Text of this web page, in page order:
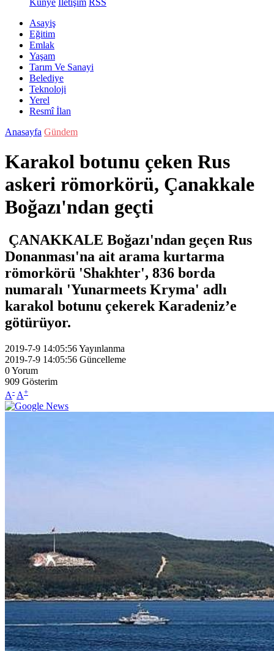
Künye İletişim RSS
Asayiş
Eğitim
Emlak
Yaşam
Tarım Ve Sanayi
Belediye
Teknoloji
Yerel
Resmî İlan
Anasayfa Gündem
Karakol botunu çeken Rus
askeri römorkörü, Çanakkale
Boğazı'ndan geçti
ÇANAKKALE Boğazı'ndan geçen Rus
Donanması'na ait arama kurtarma
römorkörü 'Shakhter', 836 borda
numaralı 'Yunarmeets Kryma' adlı
karakol botunu çekerek Karadeniz’e
götürüyor.
2019-7-9 14:05:56Yayınlanma
2019-7-9 14:05:56 Güncelleme
0Yorum
909 Gösterim
A- A+